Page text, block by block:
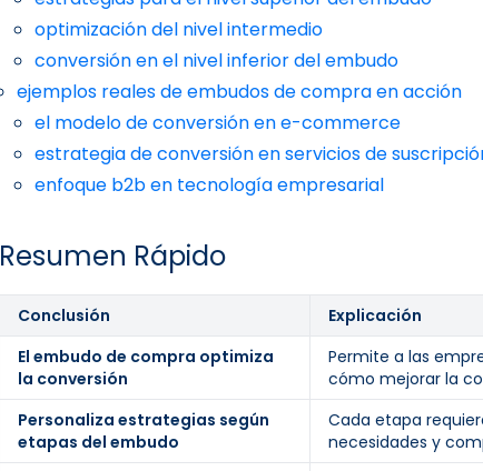
optimización del nivel intermedio
conversión en el nivel inferior del embudo
ejemplos reales de embudos de compra en acción
el modelo de conversión en e-commerce
estrategia de conversión en servicios de
enfoque b2b en tecnología empresarial
Resumen Rápido
Conclusión
Explicación
El embudo de compra optimiza
la conversión
Permite a las
cómo mejorar la
Personaliza estrategias según
etapas del embudo
Cada etapa
necesidades y